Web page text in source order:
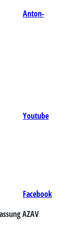
Anton-
Youtube
Facebook